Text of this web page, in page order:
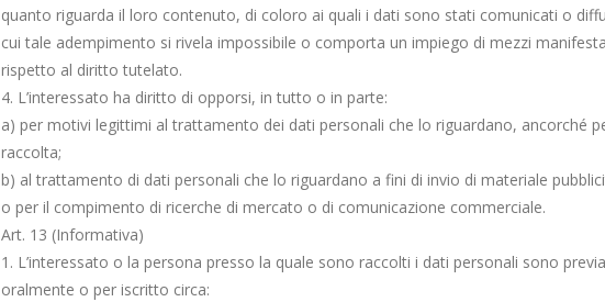
quanto riguarda il loro contenuto, di coloro ai quali i dati sono stati comunicati o
cui tale adempimento si rivela impossibile o comporta un impiego di mezzi
rispetto al diritto tutelato.
4. L’interessato ha diritto di opporsi, in tutto o in parte:
a) per motivi legittimi al trattamento dei dati personali che lo riguardano, ancorché
raccolta;
b) al trattamento di dati personali che lo riguardano a fini di invio di materiale
o per il compimento di ricerche di mercato o di comunicazione commerciale.
Art. 13 (Informativa)
1. L’interessato o la persona presso la quale sono raccolti i dati personali sono
oralmente o per iscritto circa: